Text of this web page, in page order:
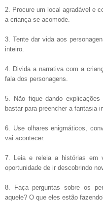
2. Procure um local agradável e
a criança se acomode.
3. Tente dar vida aos
inteiro.
4. Divida a narrativa com a
fala dos personagens.
5. Não fique dando
bastar para preencher a fantasia
6. Use olhares enigmáticos,
vai acontecer.
7. Leia e releia a histórias em
oportunidade de ir descobrindo
8. Faça perguntas sobre os
aquele? O que eles estão